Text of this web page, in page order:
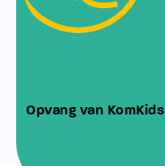
Opvang van KomKids